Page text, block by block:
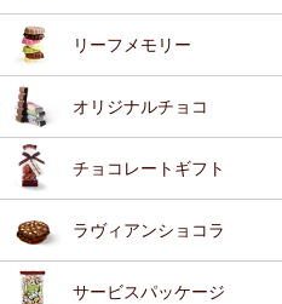
リーフメモリー
オリジナルチョコ
チョコレートギフト
ラヴィアンショコラ
サービスパッケージ